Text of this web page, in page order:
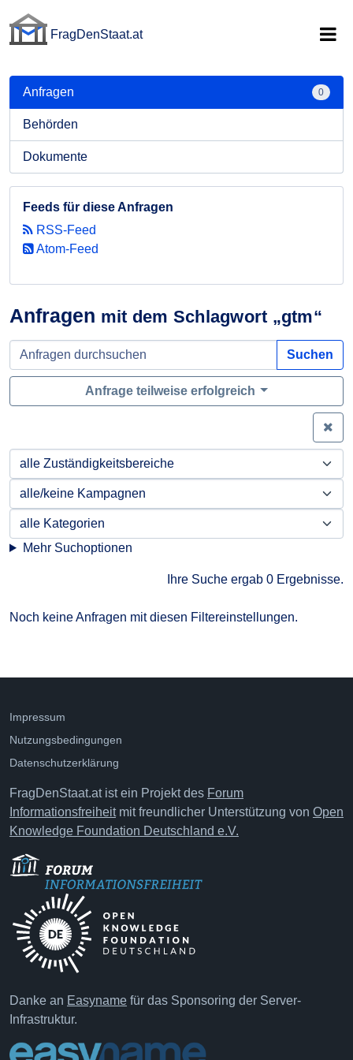
FragDenStaat.at
Anfragen mit dem Schlagwort „gtm“
Suchen
Anfrage teilweise erfolgreich
Mehr Suchoptionen
Ihre Suche ergab 0 Ergebnisse.
Noch keine Anfragen mit diesen Filtereinstellungen.
Anfragen 0
Behörden
Dokumente
Feeds für diese Anfragen
RSS-Feed
Atom-Feed
Impressum
Nutzungsbedingungen
Datenschutzerklärung
FragDenStaat.at ist ein Projekt des Forum
Informationsfreiheitmit freundlicher Unterstützung von Open
Knowledge Foundation Deutschland e.V.
Danke an Easyname für das Sponsoring der Server-
Infrastruktur.